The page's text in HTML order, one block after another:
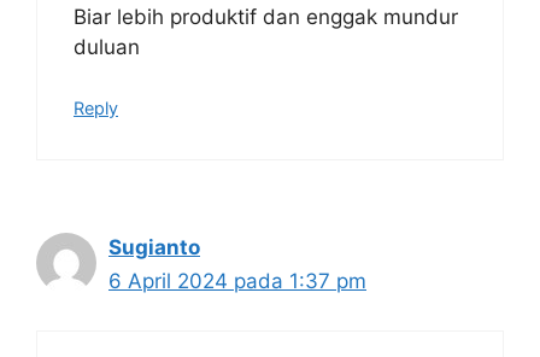
Biar lebih produktif dan enggak mundur
duluan
Reply
Sugianto
6 April 2024 pada 1:37 pm